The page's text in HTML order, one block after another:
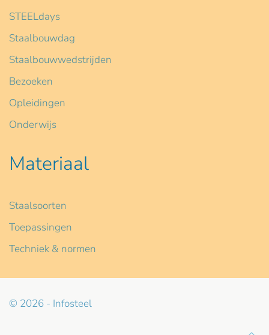
STEELdays
Staalbouwdag
Staalbouwwedstrijden
Bezoeken
Opleidingen
Onderwijs
Materiaal
Staalsoorten
Toepassingen
Techniek & normen
© 2026 - Infosteel